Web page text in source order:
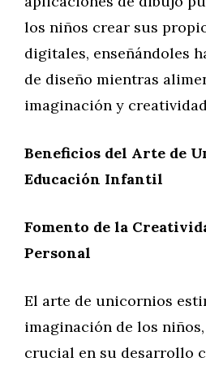
los niños crear sus
digitales, enseñándoles
de diseño mientras
imaginación y
Beneficios del Arte de
Educación Infantil
Fomento de la
Personal
El arte de unicornios
imaginación de los
crucial en su desarrollo